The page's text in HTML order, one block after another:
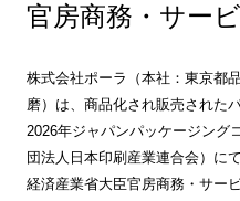
官房商務・サー
株式会社ポーラ（本社：東京都
磨）は、商品化され販売された
2026年ジャパンパッケージング
団法人日本印刷産業連合会）に
経済産業省大臣官房商務・サー